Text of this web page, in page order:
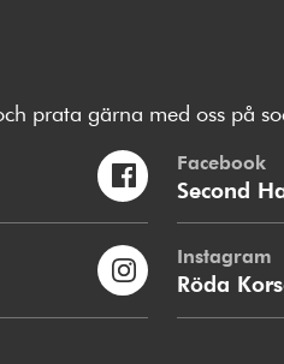
prata gärna med oss på
Facebook
Second
Instagram
Röda